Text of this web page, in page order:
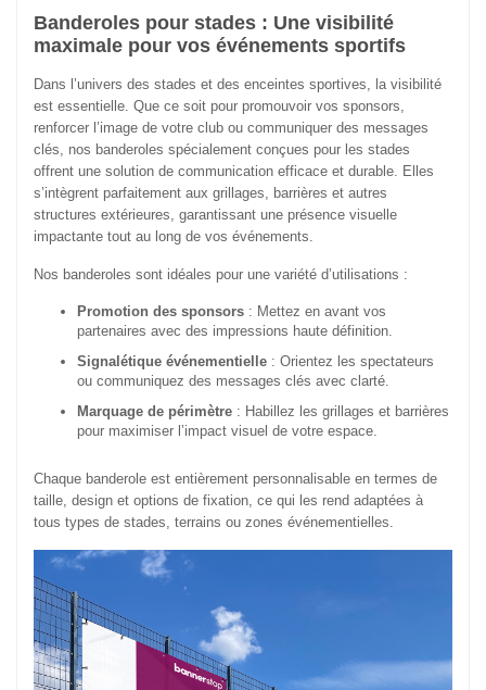
Banderoles pour stades : Une visibilité
maximale pour vos événements sportifs
Dans l’univers des stades et des enceintes sportives, la visibilité
est essentielle. Que ce soit pour promouvoir vos sponsors,
renforcer l’image de votre club ou communiquer des messages
clés, nos banderoles spécialement conçues pour les stades
offrent une solution de communication efficace et durable. Elles
s’intègrent parfaitement aux grillages, barrières et autres
structures extérieures, garantissant une présence visuelle
impactante tout au long de vos événements.
Nos banderoles sont idéales pour une variété d’utilisations :
Promotion des sponsors : Mettez en avant vos
partenaires avec des impressions haute définition.
Signalétique événementielle : Orientez les spectateurs
ou communiquez des messages clés avec clarté.
Marquage de périmètre : Habillez les grillages et barrières
pour maximiser l’impact visuel de votre espace.
Chaque banderole est entièrement personnalisable en termes de
taille, design et options de fixation, ce qui les rend adaptées à
tous types de stades, terrains ou zones événementielles.